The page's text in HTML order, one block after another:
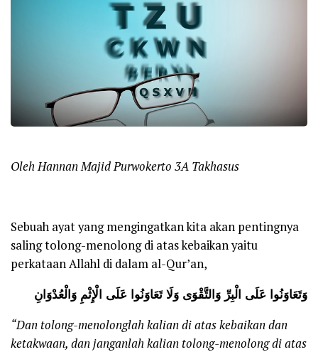
Oleh Hannan Majid Purwokerto 3A Takhasus
Sebuah ayat yang mengingatkan kita akan pentingnya
saling tolong-menolong di atas kebaikan yaitu
perkataan Allahl di dalam al-Qur’an,
وَتَعَاوَنُوا عَلَى الْبِرِّ وَالتَّقْوَى وَلَا تَعَاوَنُوا عَلَى الْإِثْمِ وَالْعُدْوَانِ
“Dan tolong-menolonglah kalian di atas kebaikan dan
ketakwaan, dan janganlah kalian tolong-menolong di atas